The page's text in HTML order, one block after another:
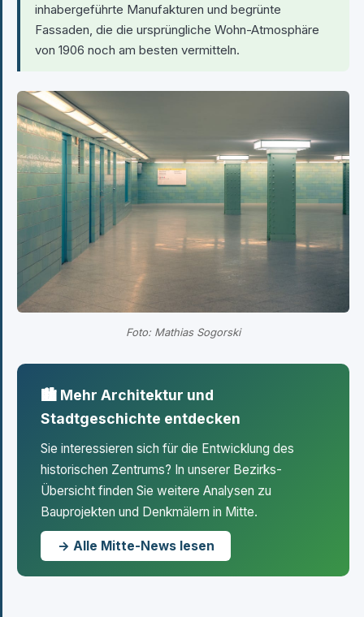
inhabergeführte Manufakturen und begrünte
Fassaden, die die ursprüngliche Wohn-Atmosphäre
von 1906 noch am besten vermitteln.
Foto: Mathias Sogorski
🏙 Mehr Architektur und
Stadtgeschichte entdecken
Sie interessieren sich für die Entwicklung des
historischen Zentrums? In unserer Bezirks-
Übersicht finden Sie weitere Analysen zu
Bauprojekten und Denkmälern in Mitte.
→ Alle Mitte-News lesen